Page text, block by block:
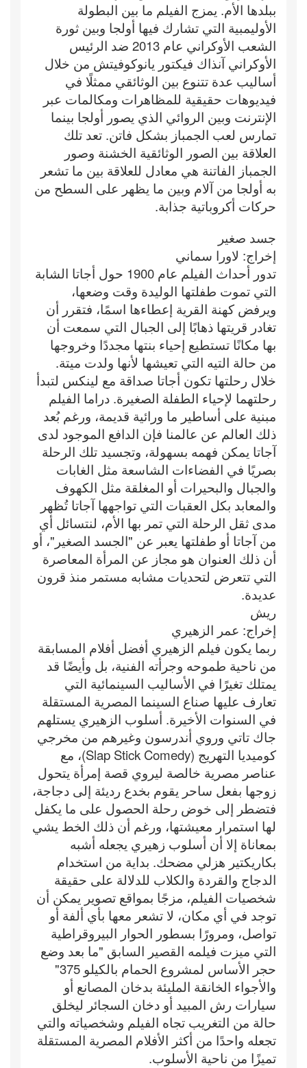
ببلدها الأم. يمزج الفيلم ما بين البطولة
الأوليمبية التي تشارك فيها أولجا وبين ثورة
الشعب الأوكراني عام 2013 ضد الرئيس
الأوكراني آنذاك فيكتور يانوكوفيتش من خلال
أساليب عدة تتنوع بين الوثائقي ممثلًا في
فيديوهات حقيقية للمظاهرات ومكالمات عبر
الإنترنت وبين الروائي الذي يصور أولجا بينما
تمارس لعب الجمباز بشكل فاتن. تعد تلك
العلاقة بين الصور الوثائقية الخشنة وصور
الجمباز الفاتنة هي معادل للعلاقة بين ما تشعر
به أولجا من آلام وبين ما يظهر على السطح من
حركات أكروباتية جذابة.
جسد صغير
إخراج: لاورا سماني
تدور أحداث الفيلم عام 1900 حول أجاتا الشابة
التي تموت طفلتها الوليدة وقت وضعها،
ويرفض كهنة القرية إعطاءها اسمًا، فتقرر أن
تغادر قريتها ذهابًا إلى الجبال التي سمعت أن
بها مكانًا تستطيع إحياء بنتها مجددًا وخروجها
من حالة التيه التي تعيشها لأنها ولدت ميتة.
خلال رحلتها تكون أجاتا صداقة مع لينكس لتبدأ
رحلتهما لإحياء الطفلة الصغيرة. دراما الفيلم
مبنية على أساطير ما ورائية قديمة، ورغم بُعد
ذلك العالم عن عالمنا فإن الدافع الموجود لدى
آجاتا يمكن فهمه بسهولة، وتجسيد تلك الرحلة
بصريًا في الفضاءات الشاسعة مثل الغابات
والجبال والبحيرات أو المغلقة مثل الكهوف
والمعابد بكل العقبات التي تواجهها آجاتا تُظهر
مدى ثقل الرحلة التي تمر بها الأم، لنتسائل أي
من آجاتا أو طفلتها يعبر عن "الجسد الصغير"، أو
أن ذلك العنوان هو مجاز عن المرأة المعاصرة
التي تتعرض لتحديات مشابه مستمر منذ قرون
عديدة.
ريش
إخراج: عمر الزهيري
ربما يكون فيلم الزهيري أفضل أفلام المسابقة
من ناحية طموحه وجرأته الفنية، بل وأيضًا قد
يمتلك تغيرًا في الأساليب السينمائية التي
تعارف عليها صناع السينما المصرية المستقلة
في السنوات الأخيرة. أسلوب الزهيري يستلهم
جاك تاتي وروي أندرسون وغيرهم من مخرجي
كوميديا التهريج (Slap Stick Comedy)، مع
عناصر مصرية خالصة ليروي قصة إمرأة يتحول
زوجها بفعل ساحر يقوم بخدع رديئة إلى دجاجة،
فتضطر إلى خوض رحلة الحصول على ما يكفل
لها استمرار معيشتها، ورغم أن ذلك الخط يشي
بمعاناة إلا أن أسلوب زهيري يجعله أشبه
بكاريكتير هزلي مضحك. بداية من استخدام
الدجاج والقردة والكلاب للدلالة على حقيقة
شخصيات الفيلم، مزجًا بمواقع تصوير يمكن أن
توجد في أي مكان، لا تشعر معها بأي ألفة أو
تواصل، ومرورًا بسطور الحوار البيروقراطية
التي ميزت فيلمه القصير السابق "ما بعد وضع
حجر الأساس لمشروع الحمام بالكيلو 375"
والأجواء الخانقة المليئة بدخان المصانع أو
سيارات رش المبيد أو دخان السجائر ليخلق
حالة من التغريب تجاه الفيلم وشخصياته والتي
تجعله واحدًا من أكثر الأفلام المصرية المستقلة
تميزًا من ناحية الأسلوب.